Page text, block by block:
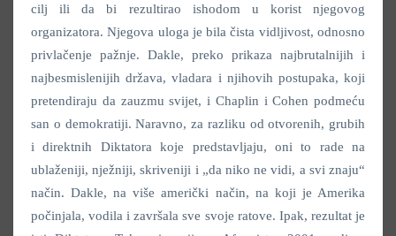
cilj ili da bi rezultirao ishodom u korist njegovog
organizatora. Njegova uloga je bila čista vidljivost, odnosno
privlačenje pažnje. Dakle, preko prikaza najbrutalnijih i
najbesmislenijih država, vladara i njihovih postupaka, koji
pretendiraju da zauzmu svijet, i Chaplin i Cohen podmeću
san o demokratiji. Naravno, za razliku od otvorenih, grubih
i direktnih Diktatora koje predstavljaju, oni to rade na
ublaženiji, nježniji, skriveniji i „da niko ne vidi, a svi znaju“
način. Dakle, na više američki način, na koji je Amerika
počinjala, vodila i završala sve svoje ratove. Ipak, rezultat je